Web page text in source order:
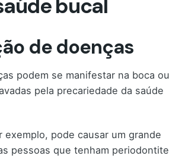
bucal
de doenças
podem se manifestar na boca ou
pela precariedade da saúde
exemplo, pode causar um grande
pessoas que tenham periodontite